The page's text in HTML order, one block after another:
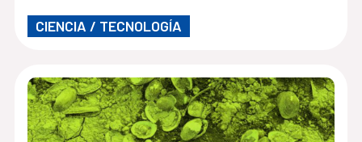
CIENCIA / TECNOLOGÍA